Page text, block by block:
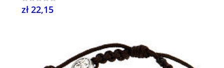
zł 22,15